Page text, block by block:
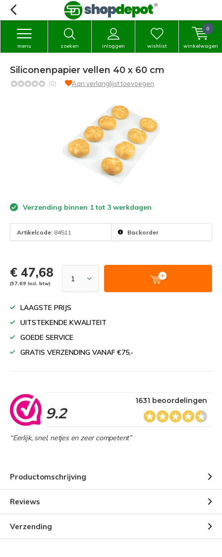
zoeken inloggen
menu wishlist winkelwagen
0
Siliconenpapier vellen 40 x 60 cm
(0) Aan verlanglijst toevoegen
Verzending binnen 1 tot 3 werkdagen
Artikelcode: 84511 Backorder
€ 47,68
(57,69 Incl. btw)
LAAGSTE PRIJS
UITSTEKENDE KWALITEIT
GOEDE SERVICE
GRATIS VERZENDING VANAF €75,-
9.2
1631 beoordelingen
“Eerlijk, snel, netjes en zeer competent”
Productomschrijving
Reviews
Verzending